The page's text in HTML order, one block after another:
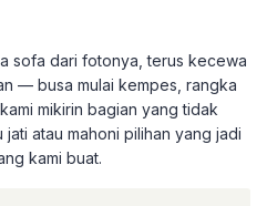
sofa dari fotonya, terus kecewa
— busa mulai kempes, rangka
mikirin bagian yang tidak
atau mahoni pilihan yang jadi
kami buat.